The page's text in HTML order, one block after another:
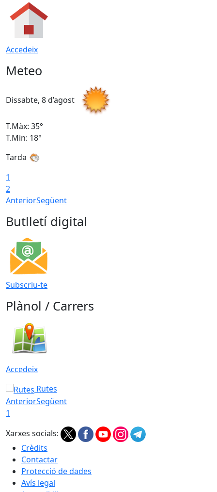
Accedeix
Meteo
Dissabte, 8 d’agost
T.Màx: 35°
T.Min: 18°
Tarda
1
2
AnteriorSegüent
Butlletí digital
Subscriu-te
Plànol / Carrers
Accedeix
Rutes
AnteriorSegüent
1
Xarxes socials:
Crèdits
Contactar
Protecció de dades
Avís legal